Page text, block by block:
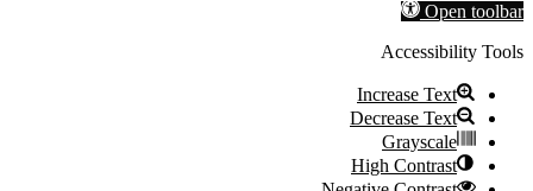
Open toolbar
Accessibility Tools
Increase Text
Decrease Text
Grayscale
High Contrast